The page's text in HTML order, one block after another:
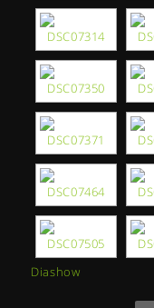
Diashow